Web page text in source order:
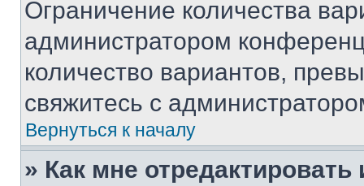
Ограничение количества
администратором
количество вариантов,
свяжитесь с
Вернуться к началу
» Как мне